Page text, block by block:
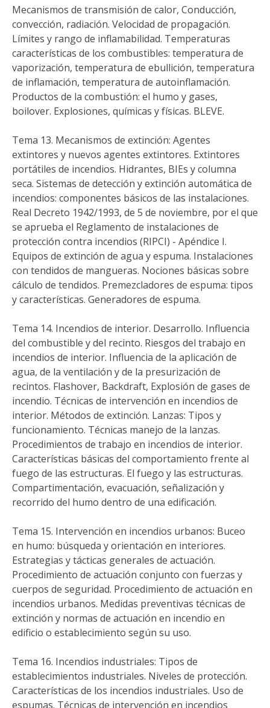
Mecanismos de transmisión de calor, Conducción,
convección, radiación. Velocidad de propagación.
Límites y rango de inflamabilidad. Temperaturas
características de los combustibles: temperatura de
vaporización, temperatura de ebullición, temperatura
de inflamación, temperatura de autoinflamación.
Productos de la combustión: el humo y gases,
boilover. Explosiones, químicas y físicas. BLEVE.
Tema 13. Mecanismos de extinción: Agentes
extintores y nuevos agentes extintores. Extintores
portátiles de incendios. Hidrantes, BIEs y columna
seca. Sistemas de detección y extinción automática de
incendios: componentes básicos de las instalaciones.
Real Decreto 1942/1993, de 5 de noviembre, por el que
se aprueba el Reglamento de instalaciones de
protección contra incendios (RIPCI) - Apéndice I.
Equipos de extinción de agua y espuma. Instalaciones
con tendidos de mangueras. Nociones básicas sobre
cálculo de tendidos. Premezcladores de espuma: tipos
y características. Generadores de espuma.
Tema 14. Incendios de interior. Desarrollo. Influencia
del combustible y del recinto. Riesgos del trabajo en
incendios de interior. Influencia de la aplicación de
agua, de la ventilación y de la presurización de
recintos. Flashover, Backdraft, Explosión de gases de
incendio. Técnicas de intervención en incendios de
interior. Métodos de extinción. Lanzas: Tipos y
funcionamiento. Técnicas manejo de la lanzas.
Procedimientos de trabajo en incendios de interior.
Características básicas del comportamiento frente al
fuego de las estructuras. El fuego y las estructuras.
Compartimentación, evacuación, señalización y
recorrido del humo dentro de una edificación.
Tema 15. Intervención en incendios urbanos: Buceo
en humo: búsqueda y orientación en interiores.
Estrategias y tácticas generales de actuación.
Procedimiento de actuación conjunto con fuerzas y
cuerpos de seguridad. Procedimiento de actuación en
incendios urbanos. Medidas preventivas técnicas de
extinción y normas de actuación en incendio en
edificio o establecimiento según su uso.
Tema 16. Incendios industriales: Tipos de
establecimientos industriales. Niveles de protección.
Características de los incendios industriales. Uso de
espumas. Técnicas de intervención en incendios